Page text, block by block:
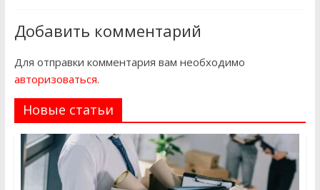
Добавить комментарий
Для отправки комментария вам необходимо
авторизоваться.
Новые статьи